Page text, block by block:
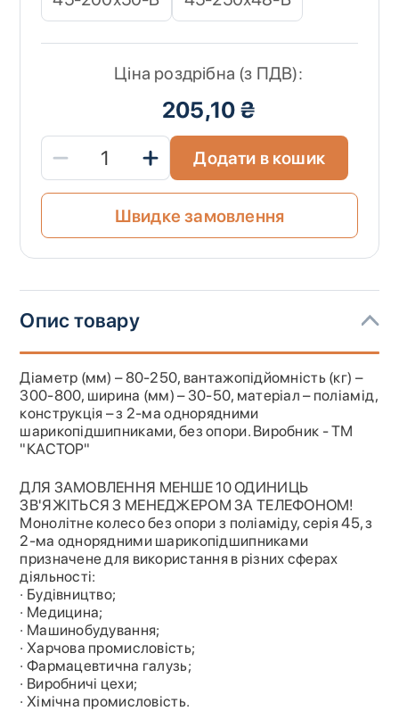
Ціна роздрібна (з ПДВ):
205,10 ₴
Додати в кошик
Швидке замовлення
Опис товару
Діаметр (мм) – 80-250, вантажопідйомність (кг) –
300-800, ширина (мм) – 30-50, матеріал – поліамід,
конструкція – з 2-ма однорядними
шарикопідшипниками, без опори. Виробник - ТМ
"КАСТОР"
ДЛЯ ЗАМОВЛЕННЯ МЕНШЕ 10 ОДИНИЦЬ
ЗВ'ЯЖІТЬСЯ З МЕНЕДЖЕРОМ ЗА ТЕЛЕФОНОМ!
Монолітне колесо без опори з поліаміду, серія 45, з
2-ма однорядними шарикопідшипниками
призначене для використання в різних сферах
діяльності:
· Будівництво;
· Медицина;
· Машинобудування;
· Харчова промисловість;
· Фармацевтична галузь;
· Виробничі цехи;
· Хімічна промисловість.